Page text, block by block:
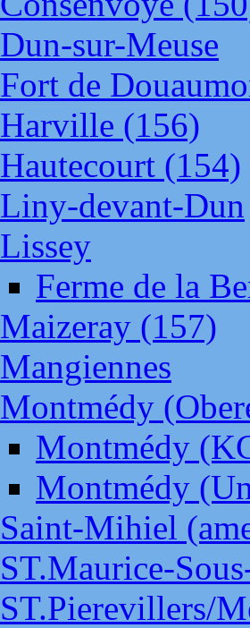
Dun-sur-Meuse
Fort de
Harville (156)
Hautecourt (154)
Liny-devant-Dun
Lissey
Ferme de la
Maizeray (157)
Mangiennes
Montmédy
Montmédy
Montmédy
Saint-Mihiel
ST.Maurice-
ST.Pierevillers/